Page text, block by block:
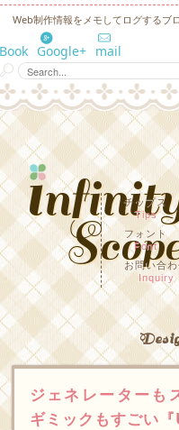
Web制作情報をメモしてログするブ
Google+ mail
チップス
Tips
フォント
Font
お問い合
Inquiry
ジェネレーターも
ギミックもすごい